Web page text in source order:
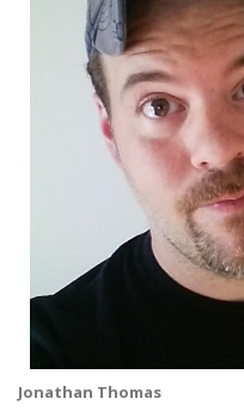
Jonathan Thomas